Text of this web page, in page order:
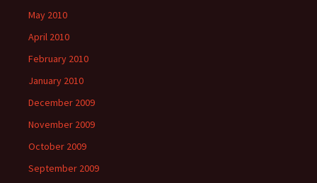
May 2010
April 2010
February 2010
January 2010
December 2009
November 2009
October 2009
September 2009